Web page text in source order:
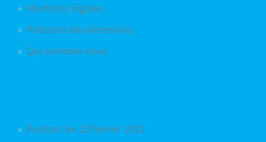
Mentions légales
Podcasts des émissions
Qui sommes-nous
Podcast du 23 février 2012